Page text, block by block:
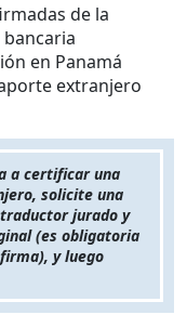
de la
en Panamá
extranjero
a certificar una
solicite una
jurado y
(es obligatoria
y luego